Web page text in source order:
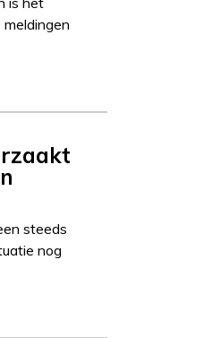
steeds
nog